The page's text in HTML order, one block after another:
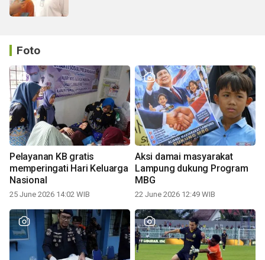
Foto
Pelayanan KB gratis
memperingati Hari Keluarga
Nasional
25 June 2026 14:02 WIB
Aksi damai masyarakat
Lampung dukung Program
MBG
22 June 2026 12:49 WIB